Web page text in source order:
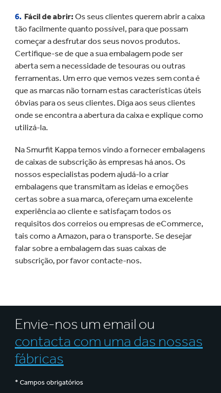
Fácil de abrir: Os seus clientes querem abrir a caixa
tão facilmente quanto possível, para que possam
começar a desfrutar dos seus novos produtos.
Certifique-se de que a sua embalagem pode ser
aberta sem a necessidade de tesouras ou outras
ferramentas. Um erro que vemos vezes sem conta é
que as marcas não tornam estas características úteis
óbvias para os seus clientes. Diga aos seus clientes
onde se encontra a abertura da caixa e explique como
utilizá-la.
Na Smurfit Kappa temos vindo a fornecer embalagens
de caixas de subscrição às empresas há anos. Os
nossos especialistas podem ajudá-lo a criar
embalagens que transmitam as ideias e emoções
certas sobre a sua marca, ofereçam uma excelente
experiência ao cliente e satisfaçam todos os
requisitos dos correios ou empresas de eCommerce,
tais como a Amazon, para o transporte. Se desejar
falar sobre a embalagem das suas caixas de
subscrição, por favor contacte-nos.
Envie-nos um email ou
contacta com uma das nossas
fábricas
* Campos obrigatórios